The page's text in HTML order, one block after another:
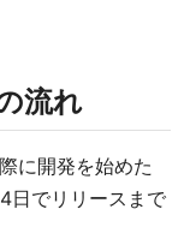
流れ
に開発を始めた
日でリリースまで